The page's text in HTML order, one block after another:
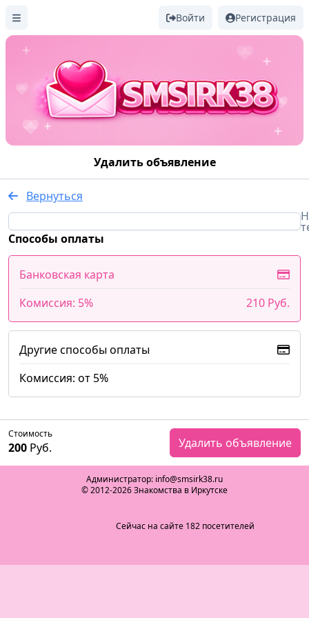
Войти Регистрация
Удалить объявление
Вернуться
Способы оплаты
Банковская карта
Комиссия: 5%
210 Руб.
Другие способы оплаты
Комиссия: от 5%
Стоимость
200 Руб. Удалить объявление
Администратор: info@smsirk38.ru
© 2012-2026 Знакомства в Иркутске
Сейчас на сайте 182 посетителей